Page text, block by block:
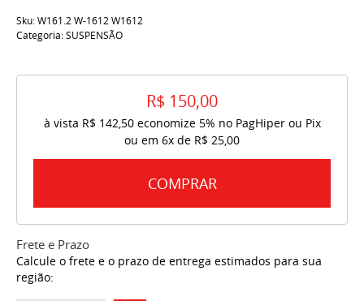
Sku:W161.2 W-1612 W1612
Categoria:SUSPENSÃO
R$ 150,00
à vista R$ 142,50economize 5% no PagHiper ou Pix
ou em 6x de R$ 25,00
COMPRAR
Frete e Prazo
Calcule o frete e o prazo de entrega estimados para sua
região: